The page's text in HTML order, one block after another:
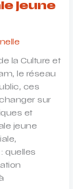
jeune
la Culture et
le réseau
ces
sur
et
jeune
quelles